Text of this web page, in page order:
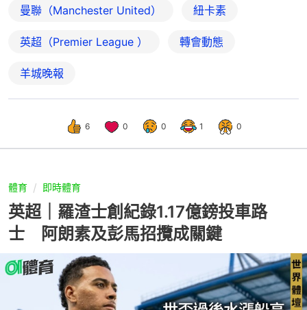
曼聯（Manchester United） 紐卡素
英超（Premier League ） 轉會動態
羊城晚報
6 0 0 1 0
體育 即時體育
英超｜羅渣士創紀錄1.17億鎊投車路
士 阿朗素及彭馬招攬成關鍵